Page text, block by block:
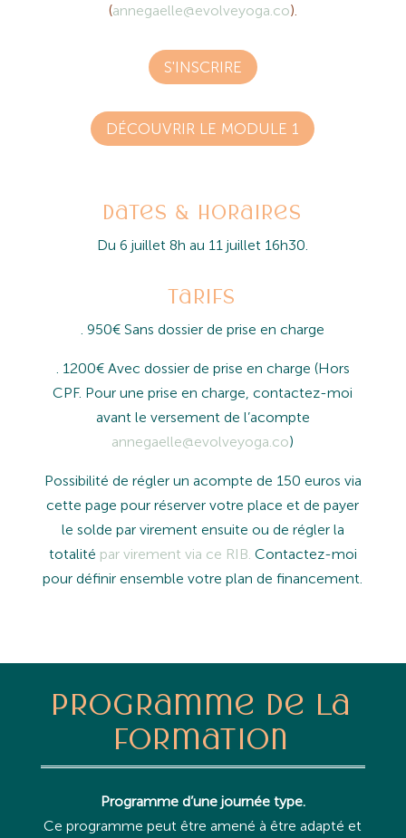
(annegaelle@evolveyoga.co).
S'INSCRIRE
DÉCOUVRIR LE MODULE 1
Dates & Horaires
Du 6 juillet 8h au 11 juillet 16h30.
tarifs
. 950€ Sans dossier de prise en charge
. 1200€ Avec dossier de prise en charge (Hors
CPF. Pour une prise en charge, contactez-moi
avant le versement de l’acompte
annegaelle@evolveyoga.co)
Possibilité de régler un acompte de 150 euros via
cette page pour réserver votre place et de payer
le solde par virement ensuite ou de régler la
totalité par virement via ce RIB. Contactez-moi
pour définir ensemble votre plan de financement.
Programme de la
formation
Programme d’une journée type.
Ce programme peut être amené à être adapté et